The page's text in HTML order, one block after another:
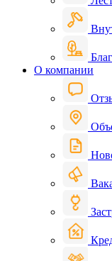
О компании